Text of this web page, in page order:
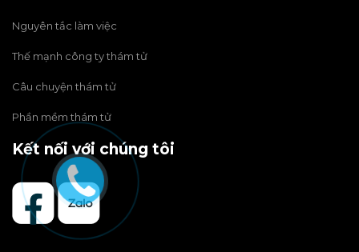
Nguyên tắc làm việc
Thế mạnh công ty thám tử
Câu chuyện thám tử
Phần mềm thám tử
Kết nối với chúng tôi